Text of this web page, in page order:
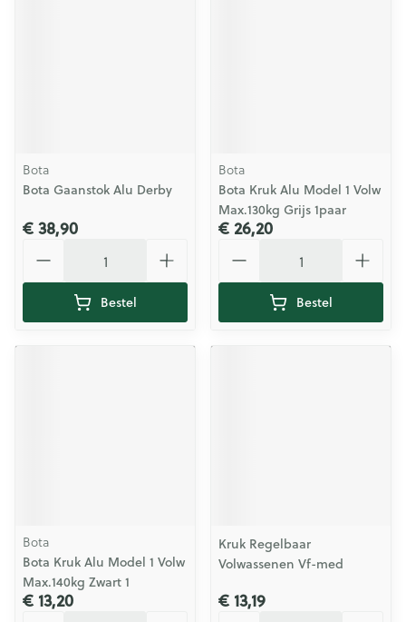
Bota
Bota Gaanstok Alu Derby
€ 38,90
Bestel
Bota
Bota Kruk Alu Model 1 Volw
Max.130kg Grijs 1paar
€ 26,20
Bestel
Bota
Bota Kruk Alu Model 1 Volw
Max.140kg Zwart 1
€ 13,20
Kruk Regelbaar
Volwassenen Vf-med
€ 13,19